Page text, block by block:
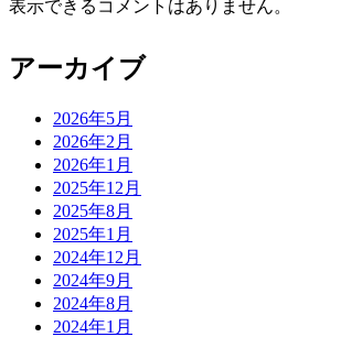
表示できるコメントはありません。
アーカイブ
2026年5月
2026年2月
2026年1月
2025年12月
2025年8月
2025年1月
2024年12月
2024年9月
2024年8月
2024年1月